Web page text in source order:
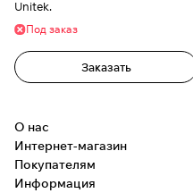
Unitek.
Под заказ
Заказать
О нас
Интернет-магазин
Покупателям
Информация